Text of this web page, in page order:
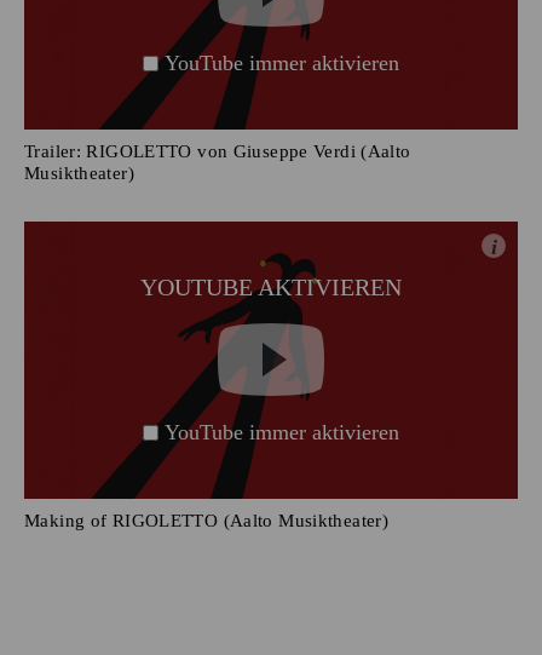
YouTube immer aktivieren
Trailer: RIGOLETTO von Giuseppe Verdi (Aalto
Musiktheater)
YOUTUBE AKTIVIEREN
i
YouTube immer aktivieren
Making of RIGOLETTO (Aalto Musiktheater)